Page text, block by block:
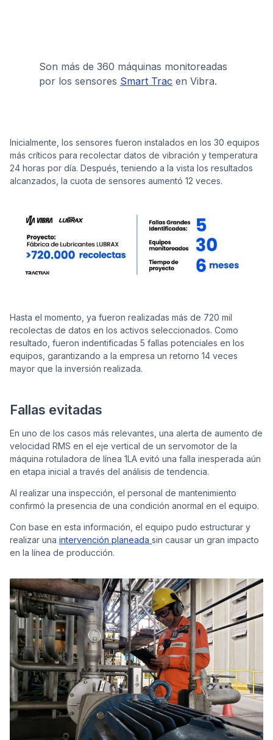
Son más de 360 máquinas monitoreadas
por los sensores Smart Trac en Vibra.
Inicialmente, los sensores fueron instalados en los 30 equipos
más críticos para recolectar datos de vibración y temperatura
24 horas por día. Después, teniendo a la vista los resultados
alcanzados, la cuota de sensores aumentó 12 veces.
Hasta el momento, ya fueron realizadas más de 720 mil
recolectas de datos en los activos seleccionados. Como
resultado, fueron indentificadas 5 fallas potenciales en los
equipos, garantizando a la empresa un retorno 14 veces
mayor que la inversión realizada.
Fallas evitadas
En uno de los casos más relevantes, una alerta de aumento de
velocidad RMS en el eje vertical de un servomotor de la
máquina rotuladora de línea 1LA evitó una falla inesperada aún
en etapa inicial a través del análisis de tendencia.
Al realizar una inspección, el personal de mantenimiento
confirmó la presencia de una condición anormal en el equipo.
Con base en esta información, el equipo pudo estructurar y
realizar una intervención planeada sin causar un gran impacto
en la línea de producción.